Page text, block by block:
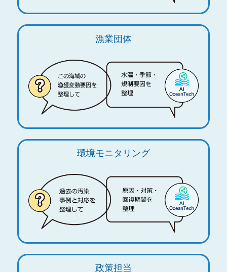
漁業団体
環境モニタリング
政策担当